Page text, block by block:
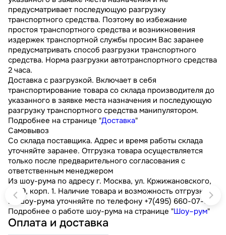
предусматривает последующую разгрузку
транспортного средства. Поэтому во избежание
простоя транспортного средства и возникновения
издержек транспортной службы просим Вас заранее
предусматривать способ разгрузки транспортного
средства. Норма разгрузки автотранспортного средства
2 часа.
Доставка с разгрузкой. Включает в себя
транспортирование товара со склада производителя до
указанного в заявке места назначения и последующую
разгрузку транспортного средства манипулятором.
Подробнее на странице "Доставка"
Самовывоз
Со склада поставщика. Адрес и время работы склада
уточняйте заранее. Отгрузка товара осуществляется
только после предварительного согласования с
ответственным менеджером
Из шоу-рума по адресу г. Москва, ул. Кржижановского,
д. 29, корп. 1. Наличие товара и возможность отгрузки
из шоу-рума уточняйте по телефону +7(495) 660-07-90.
Подробнее о работе шоу-рума на странице "Шоу–рум"
Оплата и доставка